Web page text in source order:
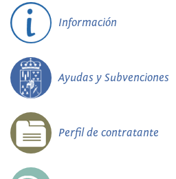
Información
Ayudas y Subvenciones
Perfil de contratante